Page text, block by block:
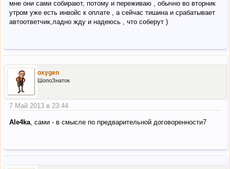
мне они сами собирают, потому и переживаю , обычно во вторник
утром уже есть инвойс к оплате , а сейчас тишина и срабатывает
автоответчик,ладно жду и надеюсь , что соберут )
oxygen
ШопоЗнаток
7 Май 2013 в 23:44
Ale4ka, сами - в смысле по предварительной договоренности7